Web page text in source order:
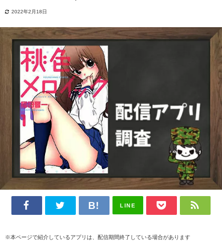
2022年2月18日
LINE
※本ページで紹介しているアプリは、配信期間終了している場合があります